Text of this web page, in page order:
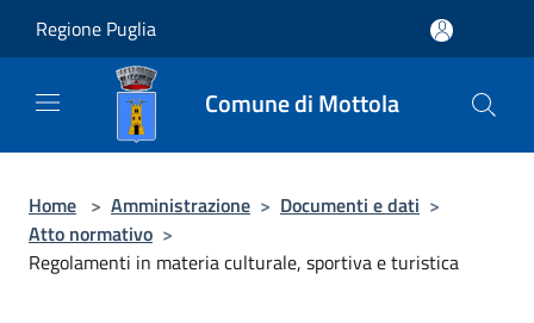
Regione Puglia
Comune di Mottola
Home > Amministrazione > Documenti e dati >
Atto normativo >
Regolamenti in materia culturale, sportiva e turistica